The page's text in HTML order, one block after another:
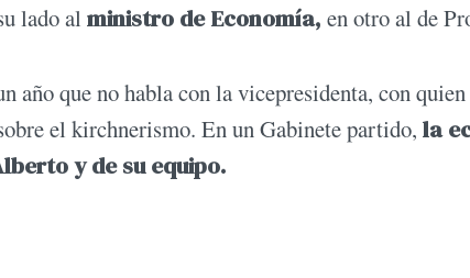
lado al ministro de Economía, en otro al de
año que no habla con la vicepresidenta, con
el kirchnerismo. En un Gabinete partido, la
y de su equipo.